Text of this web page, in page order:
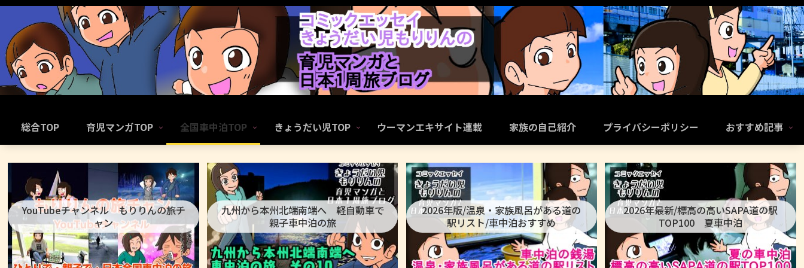
総合TOP 育児マンガTOP 全国車中泊TOP きょうだい児TOP ウーマンエキサイト連載 家族の自己紹介 プライバシーポリシー おすすめ記事
YouTubeチャンネル もりりんの旅チ
ャン
九州から本州北端南端へ 軽自動車で
親子車中泊の旅
2026年版/温泉・家族風呂がある道の
駅リスト/車中泊おすすめ
2026年最新/標高の高いSAPA道の駅
TOP100 夏車中泊